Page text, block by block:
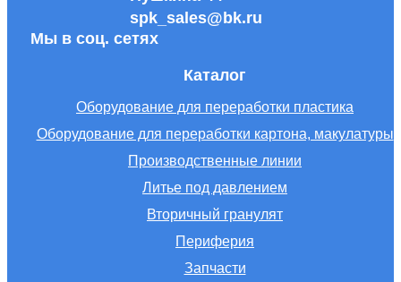
spk_sales@bk.ru
Мы в соц. сетях
Каталог
Оборудование для переработки пластика
Оборудование для переработки картона, макулатуры
Производственные линии
Литье под давлением
Вторичный гранулят
Периферия
Запчасти